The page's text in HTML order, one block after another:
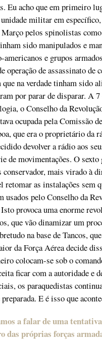
Eu acho que em primeiro
militar em
pelos spinolistas
sido manipulados e
e grupos
operação de assassinato de
que na verdade tinham sido
por parar de disparar. A
o Conselho da
ocupada pela
que era o proprietário da
devolver a rádio aos
de movimentações. O
mais virado à
retomar as instalações sem
usados pelo Conselho da
provoca uma enorme
que vão dinamizar um
na base de Tancos,
da Força Aérea decide
colocam-se sob o
ficar com a autoridade e
os paraquedistas
E é isso que
a falar de uma
das próprias forças